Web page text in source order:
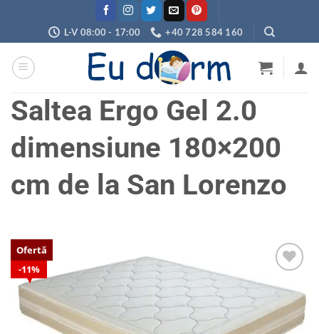
content
L-V 08:00 - 17:00 +40 728 584 160
Saltea Ergo Gel 2.0
dimensiune 180×200
cm de la San Lorenzo
Adaugă
în
wishlist
11%
Ofertă